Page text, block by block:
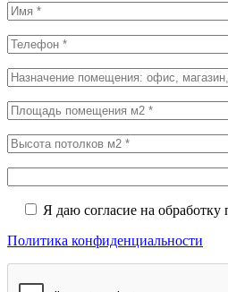
Я даю согласие на
Политика конфиденциальности